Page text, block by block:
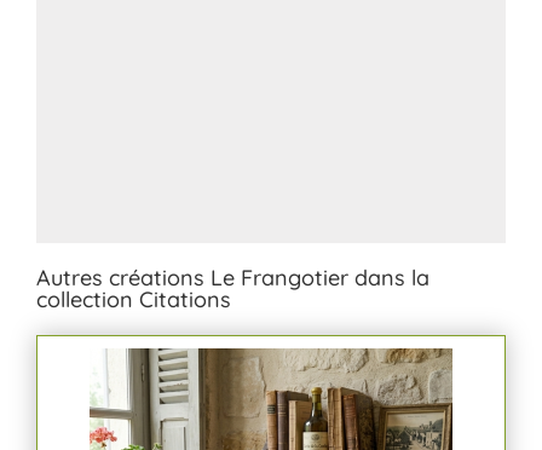
Autres créations Le Frangotier dans la
collection Citations